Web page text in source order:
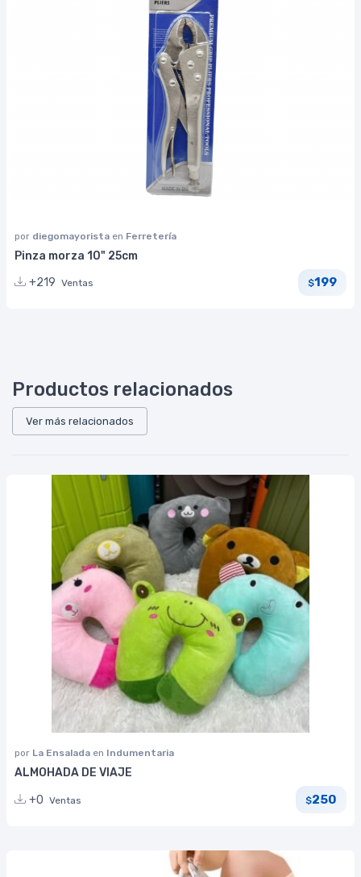
por diegomayorista en Ferretería
Pinza morza 10" 25cm
+219 Ventas $199
Productos relacionados
Ver más relacionados
por La Ensalada en Indumentaria
ALMOHADA DE VIAJE
+0 Ventas $250